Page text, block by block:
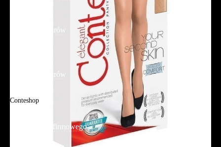
Tabela rozmiarów
Tabela rozmiarów
Conteshop
Adres sklepu firmowego